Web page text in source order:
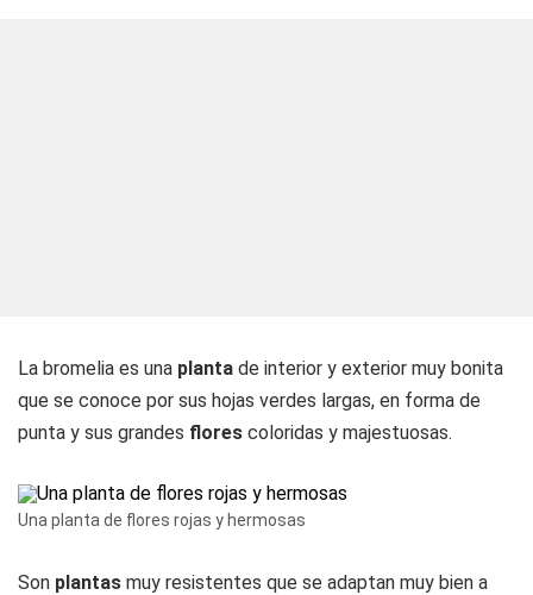
La bromelia es una planta de interior y exterior muy bonita
que se conoce por sus hojas verdes largas, en forma de
punta y sus grandes flores coloridas y majestuosas.
Una planta de flores rojas y hermosas
Son plantas muy resistentes que se adaptan muy bien a